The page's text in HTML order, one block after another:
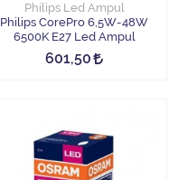
Philips Led Ampul
Philips CorePro 6,5W-48W
6500K E27 Led Ampul
601,50